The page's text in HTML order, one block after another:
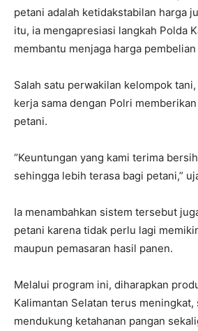
petani adalah ketidakstabilan harga
itu, ia mengapresiasi langkah Polda
membantu menjaga harga
Salah satu perwakilan kelompok
kerja sama dengan Polri
petani.
“Keuntungan yang kami terima
sehingga lebih terasa bagi petani,”
Ia menambahkan sistem tersebut
petani karena tidak perlu lagi
maupun pemasaran hasil panen.
Melalui program ini, diharapkan
Kalimantan Selatan terus meningkat,
mendukung ketahanan pangan